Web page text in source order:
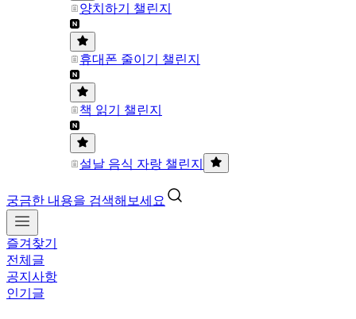
양치하기 챌린지
휴대폰 줄이기 챌린지
책 읽기 챌린지
설날 음식 자랑 챌린지
궁금한 내용을 검색해보세요
즐겨찾기
전체글
공지사항
인기글